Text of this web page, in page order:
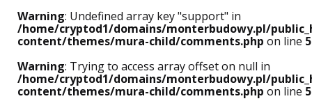
Warning: Undefined array key "support" in
/home/cryptod1/domains/monterbudowy.pl/
content/themes/mura-child/comments.php on line
Warning: Trying to access array offset on null in
/home/cryptod1/domains/monterbudowy.pl/
content/themes/mura-child/comments.php on line